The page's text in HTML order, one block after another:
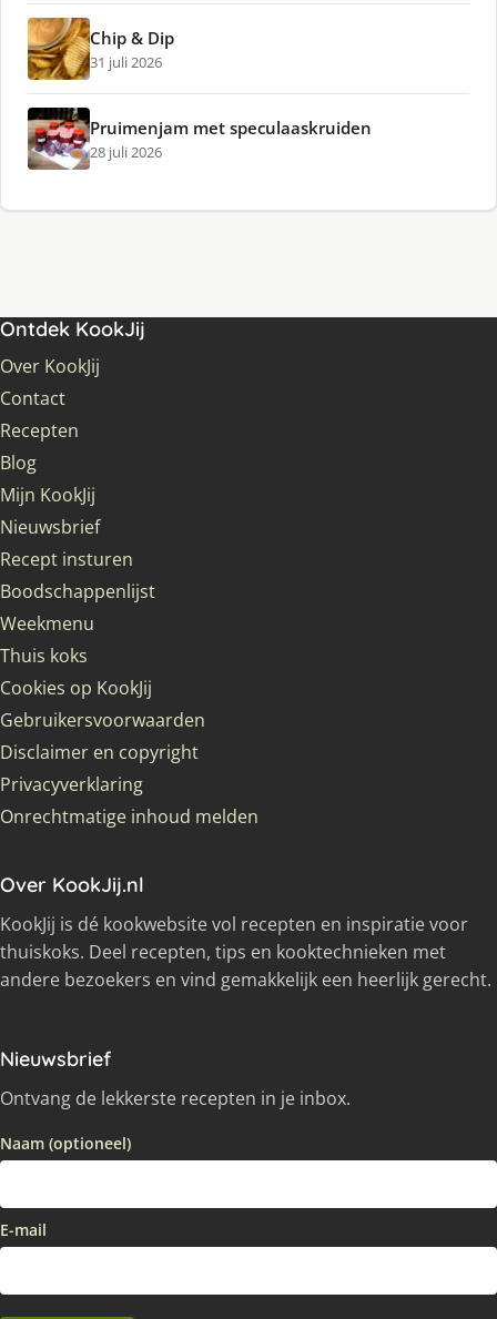
Chip & Dip
31 juli 2026
Pruimenjam met speculaaskruiden
28 juli 2026
Ontdek KookJij
Over KookJij
Contact
Recepten
Blog
Mijn KookJij
Nieuwsbrief
Recept insturen
Boodschappenlijst
Weekmenu
Thuis koks
Cookies op KookJij
Gebruikersvoorwaarden
Disclaimer en copyright
Privacyverklaring
Onrechtmatige inhoud melden
Over KookJij.nl
KookJij is dé kookwebsite vol recepten en inspiratie voor
thuiskoks. Deel recepten, tips en kooktechnieken met
andere bezoekers en vind gemakkelijk een heerlijk gerecht.
Nieuwsbrief
Ontvang de lekkerste recepten in je inbox.
Naam (optioneel)
E-mail